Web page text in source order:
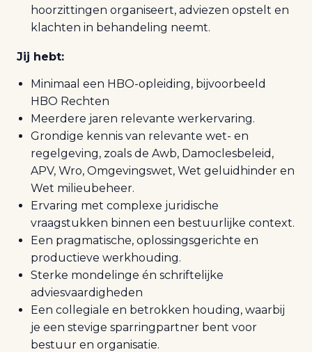
hoorzittingen organiseert, adviezen opstelt en
klachten in behandeling neemt.
Jij hebt:
Minimaal een HBO-opleiding, bijvoorbeeld
HBO Rechten
Meerdere jaren relevante werkervaring.
Grondige kennis van relevante wet- en
regelgeving, zoals de Awb, Damoclesbeleid,
APV, Wro, Omgevingswet, Wet geluidhinder en
Wet milieubeheer.
Ervaring met complexe juridische
vraagstukken binnen een bestuurlijke context.
Een pragmatische, oplossingsgerichte en
productieve werkhouding.
Sterke mondelinge én schriftelijke
adviesvaardigheden
Een collegiale en betrokken houding, waarbij
je een stevige sparringpartner bent voor
bestuur en organisatie.